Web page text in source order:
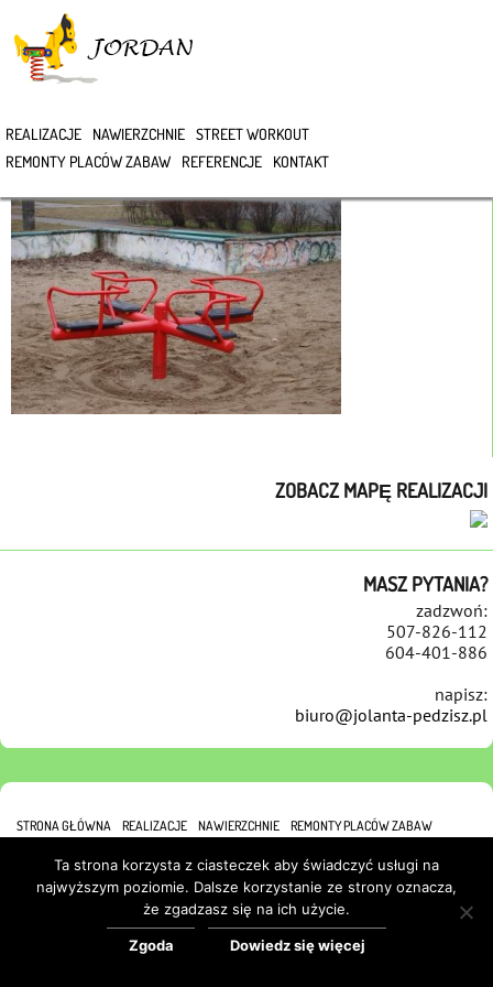
REALIZACJE NAWIERZCHNIE STREET WORKOUT
REMONTY PLACÓW ZABAW
REFERENCJE KONTAKT
ZOBACZ MAPĘ REALIZACJI
MASZ PYTANIA?
zadzwoń:
507-826-112
604-401-886
napisz:
biuro@jolanta-pedzisz.pl
STRONA GŁÓWNA REALIZACJE NAWIERZCHNIE
REMONTY PLACÓW ZABAW
Ta strona korzysta z ciasteczek aby świadczyć usługi na
najwyższym poziomie. Dalsze korzystanie ze strony oznacza,
że zgadzasz się na ich użycie.
Zgoda Dowiedz się więcej